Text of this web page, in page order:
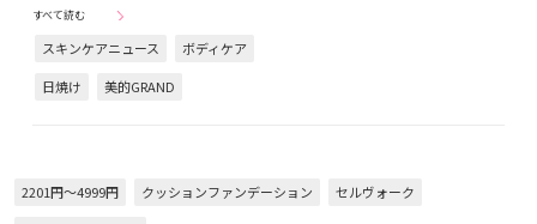
すべて読む
スキンケアニュース
ボディケア
日焼け
美的GRAND
2201円～4999円 クッションファンデーション
セルヴォーク